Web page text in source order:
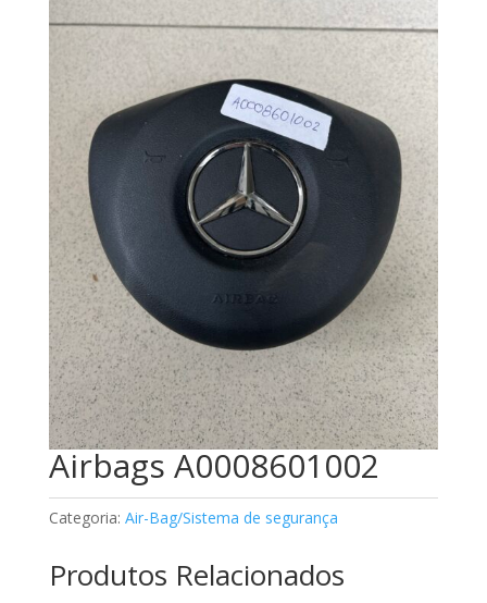
Airbags A0008601002
Categoria: Air-Bag/Sistema de segurança
Produtos Relacionados